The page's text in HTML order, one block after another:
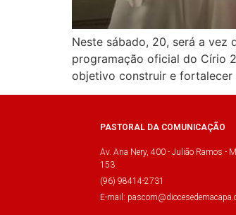
Neste sábado, 20, será a vez
programação oficial do Círio
objetivo construir e
PASTORAL DA COMUNICAÇÃO
Av. Ana Nery, 400 - Julião Ramos -
153
(96) 98414-2731
E-mail: